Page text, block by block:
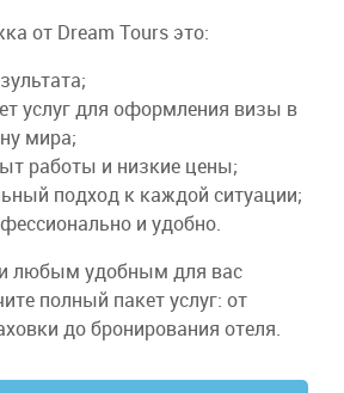
от Dream Tours это:
услуг для оформления визы в
мира;
работы и низкие цены;
подход к каждой ситуации;
и удобно.
любым удобным для вас
полный пакет услуг: от
до бронирования отеля.